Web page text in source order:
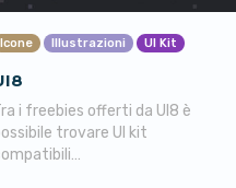
Icone Illustrazioni UI Kit
i freebies offerti da UI8 è
trovare UI kit